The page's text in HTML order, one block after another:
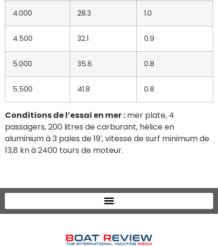
4.000 28.3 1.0
4.500 32.1 0.9
5.000 35.6 0.8
5.500 41.8 0.8
Conditions de l’essai en mer : mer plate, 4
passagers, 200 litres de carburant, hélice en
aluminium à 3 pales de 19′, vitesse de surf minimum de
13,8 kn à 2400 tours de moteur.